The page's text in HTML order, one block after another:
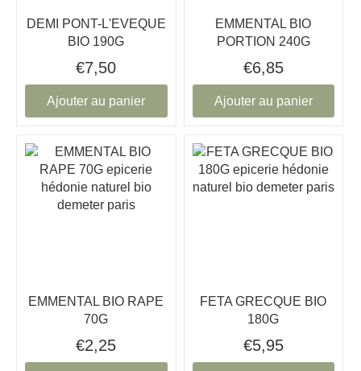
DEMI PONT-L'EVEQUE
BIO 190G
€7,50
Ajouter au panier
EMMENTAL BIO
PORTION 240G
€6,85
Ajouter au panier
EMMENTAL BIO RAPE
70G
€2,25
FETA GRECQUE BIO
180G
€5,95